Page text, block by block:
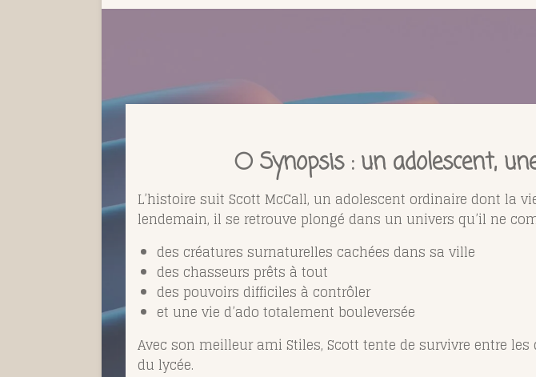
🌕 Synopsis : un adolescent,
L’histoire suit Scott McCall, un adolescent ordinaire dont la
lendemain, il se retrouve plongé dans un univers qu’il ne
des créatures surnaturelles cachées dans sa ville
des chasseurs prêts à tout
des pouvoirs difficiles à contrôler
et une vie d’ado totalement bouleversée
Avec son meilleur ami Stiles, Scott tente de survivre entre
du lycée.